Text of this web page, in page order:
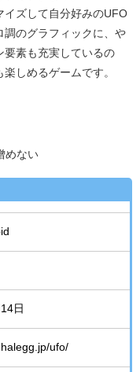
イズして自分好みのUFO
調のグラフィックに、や
要素も充実しているの
しめるゲームです。
めない
日
ufo/